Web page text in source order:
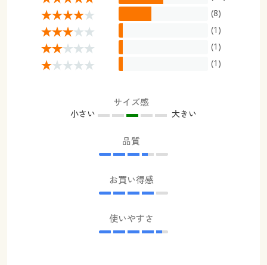
(8)
(1)
(1)
(1)
サイズ感
小さい 大きい
品質
お買い得感
使いやすさ